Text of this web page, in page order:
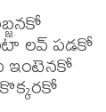
లవ్ పడకో
ఇంటెనకో